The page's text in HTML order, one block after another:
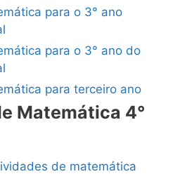
para o 3° ano
para o 3° ano do
para terceiro ano
Matemática 4°
de matemática